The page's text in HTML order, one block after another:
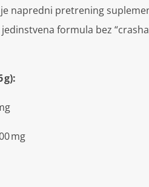
je napredni pretrening
jedinstvena formula bez
g):
mg